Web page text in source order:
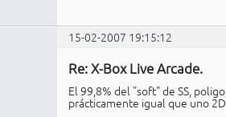
15-02-2007 19:15:12
Re: X-Box Live Arcade.
El 99,8% del "soft" de SS,
prácticamente igual que uno